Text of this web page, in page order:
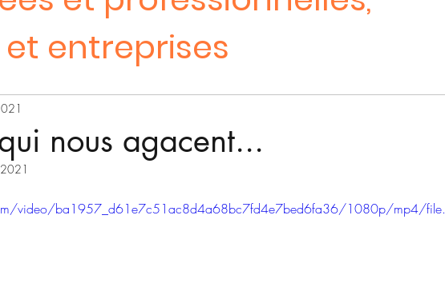
entreprises
nous agacent...
video/ba1957_d61e7c51ac8d4a68bc7fd4e7bed6fa36/1080p/mp4/file.